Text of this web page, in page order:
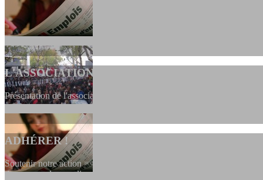
L'ASSOCIATION
Présentation de l'association et de sa charte qui encadre nos actions
ADHÉRER !
Soutenir notre action ==> Si vous souhaitez adhérer à
dessous, en le remplissant et en...